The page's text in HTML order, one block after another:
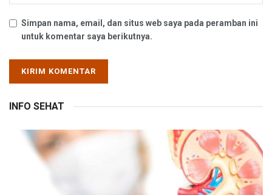
Simpan nama, email, dan situs web saya pada peramban ini
untuk komentar saya berikutnya.
INFO SEHAT